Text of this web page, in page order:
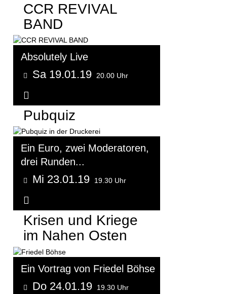
CCR REVIVAL
BAND
Absolutely Live
Sa 19.01.19 20.00 Uhr
Pubquiz
Ein Euro, zwei Moderatoren,
drei Runden...
Mi 23.01.19 19.30 Uhr
Krisen und Kriege
im Nahen Osten
Ein Vortrag von Friedel Böhse
Do 24.01.19 19.30 Uhr